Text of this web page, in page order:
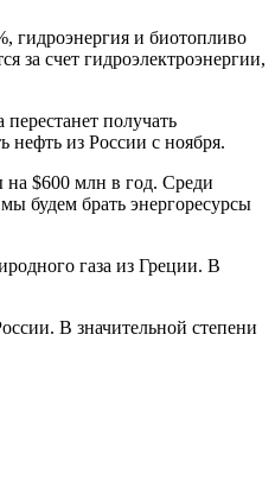
гидроэнергия и биотопливо
за счет гидроэлектроэнергии,
перестанет получать
нефть из России с ноября.
на $600 млн в год. Среди
будем брать энергоресурсы
газа из Греции. В
В значительной степени